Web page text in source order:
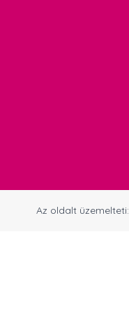
Az oldalt üzemelteti: